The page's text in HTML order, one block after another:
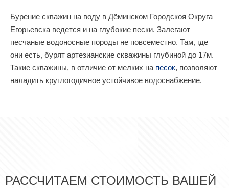
Бурение скважин на воду в Дёминском Городскоя Округа
Егорьевска ведется и на глубокие пески. Залегают
песчаные водоносные породы не повсеместно. Там, где
они есть, бурят артезианские скважины глубиной до 17м.
Такие скважины, в отличие от мелких на песок, позволяют
наладить круглогодичное устойчивое водоснабжение.
РАССЧИТАЕМ СТОИМОСТЬ ВАШЕЙ